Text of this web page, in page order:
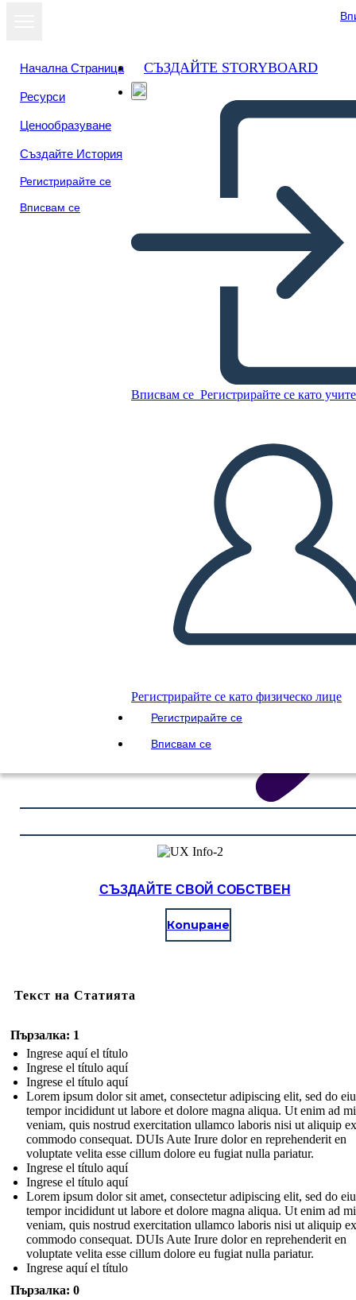
Начална Страница
Ресурси
Ценообразуване
Създайте История
Регистрирайте се
Вписвам се
СЪЗДАЙТЕ STORYBOARD
Вписвам се Регистрирайте се като
Регистрирайте се като физическо лице
Регистрирайте се
Вписвам се
Копирайте този Storyboard
ПУСКАНЕ НА СЛАЙДШОУ
ЧЕТИ МИ
СЪЗДАЙТЕ СВОЙ СОБСТВЕН
Копиране
Текст на Статията
Пързалка: 1
Ingrese aquí el título
Ingrese el título aquí
Ingrese el título aquí
Lorem ipsum dolor sit amet, consectetur adipiscing elit, sed do
tempor incididunt ut labore et dolore magna aliqua. Ut enim ad
veniam, quis nostrud exercitation ullamco laboris nisi ut aliquip
commodo consequat. DUIs Aute Irure dolor en reprehenderit en
voluptate velita esse cillum dolore eu fugiat nulla pariatur.
Ingrese el título aquí
Ingrese el título aquí
Lorem ipsum dolor sit amet, consectetur adipiscing elit, sed do
tempor incididunt ut labore et dolore magna aliqua. Ut enim ad
veniam, quis nostrud exercitation ullamco laboris nisi ut aliquip
commodo consequat. DUIs Aute Irure dolor en reprehenderit en
voluptate velita esse cillum dolore eu fugiat nulla pariatur.
Ingrese aquí el título
Пързалка: 0